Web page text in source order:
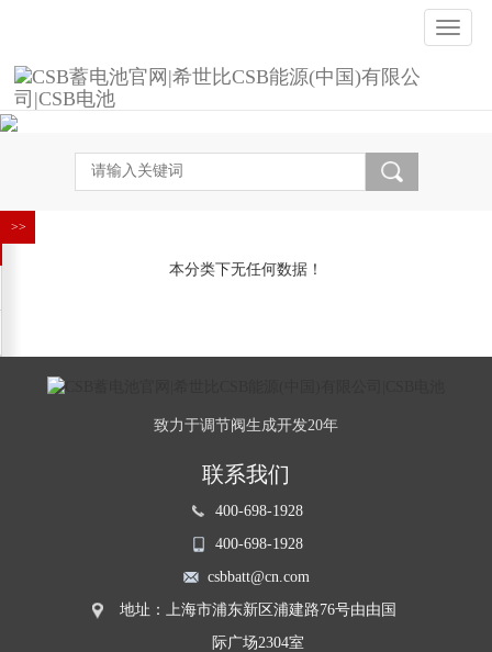
Toggle
本分类下无任何数据！
致力于调节阀生成开发20年
联系我们
400-698-1928
400-698-1928
csbbatt@cn.com
地址：上海市浦东新区浦建路76号由由国
际广场2304室